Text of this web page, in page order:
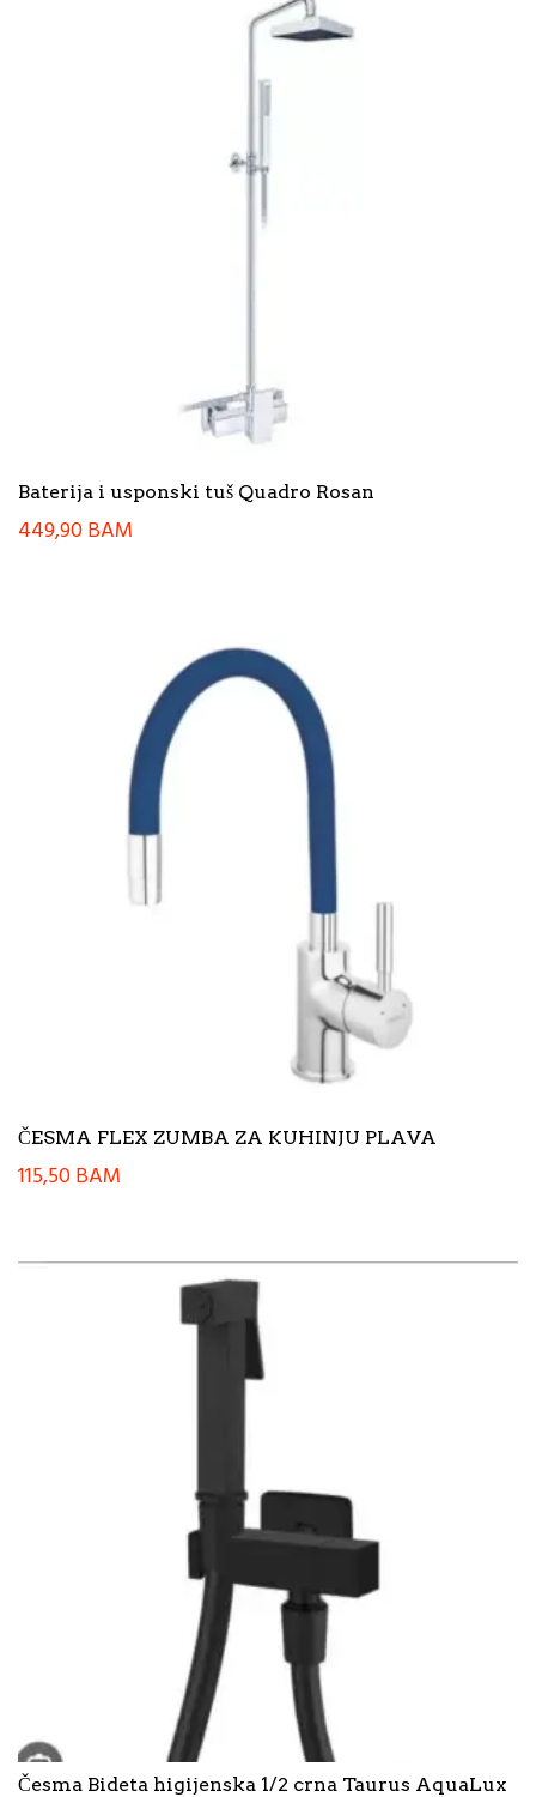
Baterija i usponski tuš Quadro Rosan
449,90BAM
ČESMA FLEX ZUMBA ZA KUHINJU PLAVA
115,50BAM
Česma Bideta higijenska 1/2 crna Taurus AquaLux